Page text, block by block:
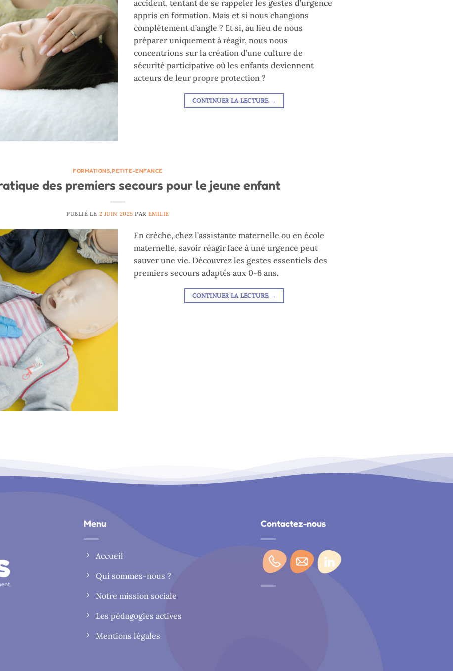
accident, tentant de se rappeler les gestes d’urgence
appris en formation. Mais et si nous changions
complètement d’angle ? Et si, au lieu de nous
préparer uniquement à réagir, nous nous
concentrions sur la création d’une culture de
sécurité participative où les enfants deviennent
acteurs de leur propre protection ?
CONTINUER LA LECTURE →
FORMATIONS,PETITE-ENFANCE
des premiers secours pour le jeune enfant
PUBLIÉ LE 2 JUIN 2025 PAR EMILIE
En crèche, chez l’assistante maternelle ou en école
maternelle, savoir réagir face à une urgence peut
sauver une vie. Découvrez les gestes essentiels des
premiers secours adaptés aux 0-6 ans.
CONTINUER LA LECTURE →
Menu
Accueil
Qui sommes-nous ?
Notre mission sociale
Les pédagogies actives
Mentions légales
Contactez-nous